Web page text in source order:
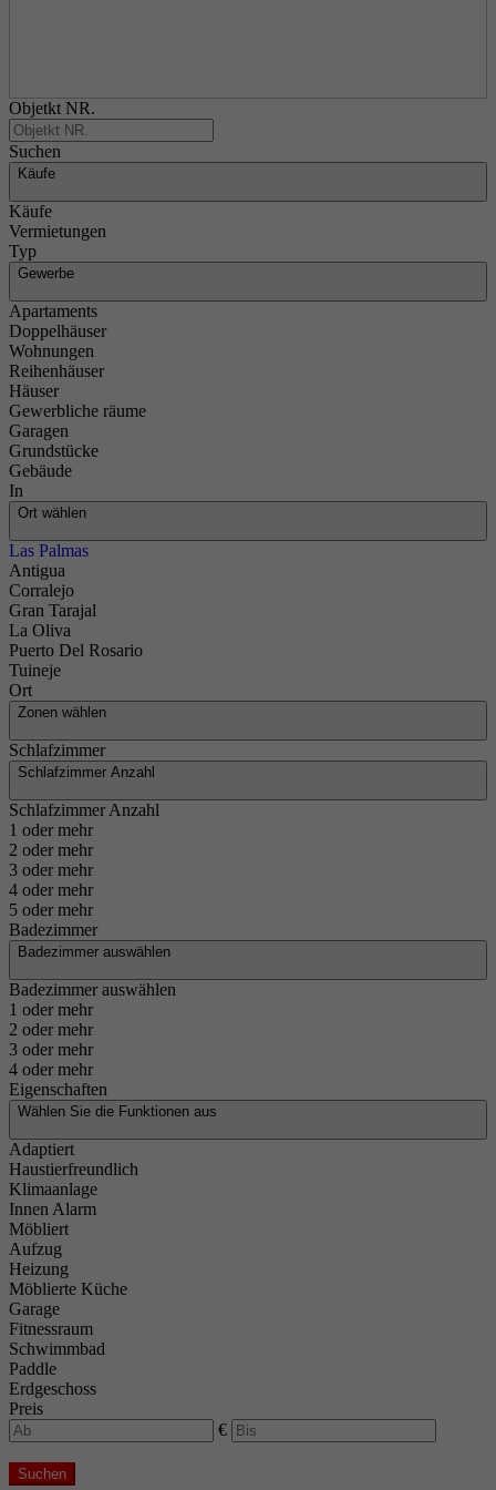
Objetkt NR.
Suchen
Käufe
Käufe
Vermietungen
Typ
Gewerbe
Apartaments
Doppelhäuser
Wohnungen
Reihenhäuser
Häuser
Gewerbliche räume
Garagen
Grundstücke
Gebäude
In
Ort wählen
Las Palmas
Antigua
Corralejo
Gran Tarajal
La Oliva
Puerto Del Rosario
Tuineje
Ort
Zonen wählen
Schlafzimmer
Schlafzimmer Anzahl
Schlafzimmer Anzahl
1 oder mehr
2 oder mehr
3 oder mehr
4 oder mehr
5 oder mehr
Badezimmer
Badezimmer auswählen
Badezimmer auswählen
1 oder mehr
2 oder mehr
3 oder mehr
4 oder mehr
Eigenschaften
Wählen Sie die Funktionen aus
Adaptiert
Haustierfreundlich
Klimaanlage
Innen Alarm
Möbliert
Aufzug
Heizung
Möblierte Küche
Garage
Fitnessraum
Schwimmbad
Paddle
Erdgeschoss
Preis
€
Suchen